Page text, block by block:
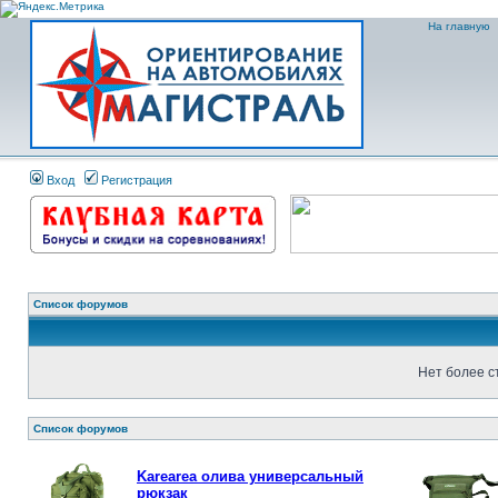
На главную
Вход Регистрация
Список форумов
Нет более
Список форумов